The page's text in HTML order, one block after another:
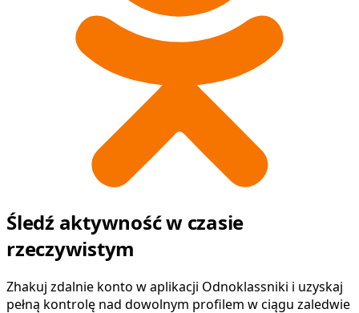
Śledź aktywność w czasie
rzeczywistym
Zhakuj zdalnie konto w aplikacji Odnoklassniki i uzyskaj
pełną kontrolę nad dowolnym profilem w ciągu zaledwie